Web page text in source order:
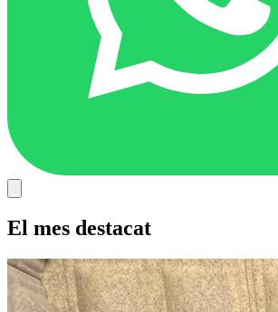
El mes destacat